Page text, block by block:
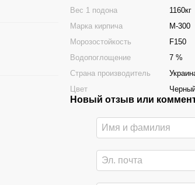
Вес 1 подона
1160кг
Марка кирпича
М-300
Морозостойкость
F150
Водопоглощение
7 %
Страна производитель
Цвет
Новый отзыв или